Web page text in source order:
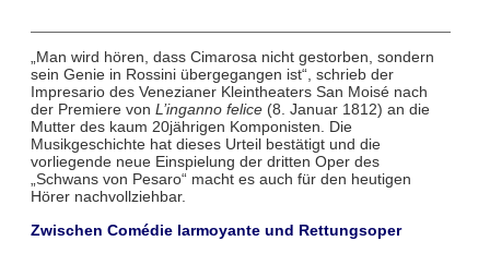
„Man wird hören, dass Cimarosa nicht gestorben, sondern
sein Genie in Rossini übergegangen ist“, schrieb der
Impresario des Venezianer Kleintheaters San Moisé nach
der Premiere von L’inganno felice(8. Januar 1812) an die
Mutter des kaum 20jährigen Komponisten. Die
Musikgeschichte hat dieses Urteil bestätigt und die
vorliegende neue Einspielung der dritten Oper des
„Schwans von Pesaro“ macht es auch für den heutigen
Hörer nachvollziehbar.
Zwischen Comédie larmoyante und Rettungsoper